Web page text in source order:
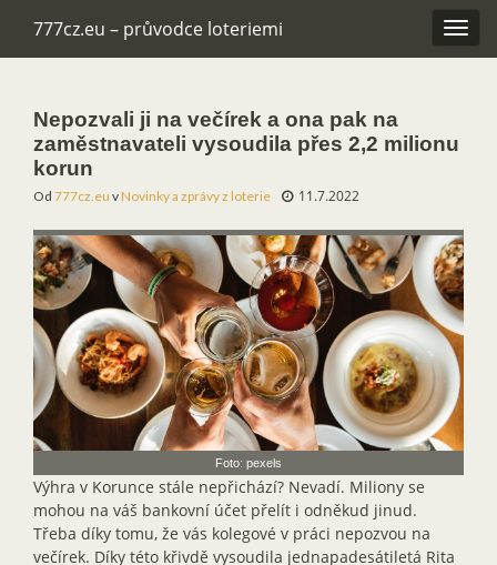
777cz.eu – průvodce loteriemi
Nepozvali ji na večírek a ona pak na
zaměstnavateli vysoudila přes 2,2 milionu
korun
Od 777cz.eu vNovinky a zprávy z loterie 11.7.2022
Foto: pexels
Výhra v Korunce stále nepřichází? Nevadí. Miliony se
mohou na váš bankovní účet přelít i odněkud jinud.
Třeba díky tomu, že vás kolegové v práci nepozvou na
večírek. Díky této křivdě vysoudila jednapadesátiletá Rita